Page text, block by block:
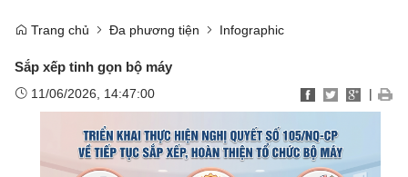
Trang chủ Đa phương tiện Infographic
Sắp xếp tinh gọn bộ máy
11/06/2026, 14:47:00 |